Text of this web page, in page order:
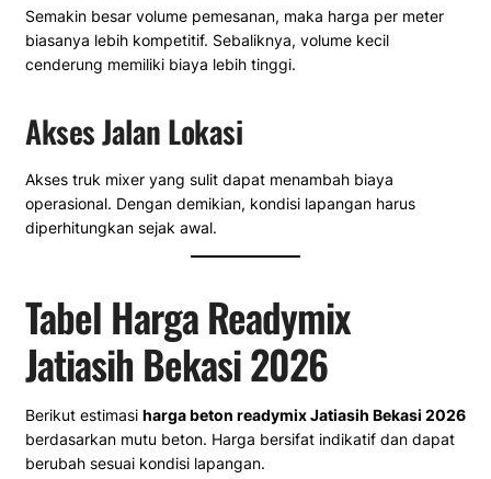
Semakin besar volume pemesanan, maka harga per meter
biasanya lebih kompetitif. Sebaliknya, volume kecil
cenderung memiliki biaya lebih tinggi.
Akses Jalan Lokasi
Akses truk mixer yang sulit dapat menambah biaya
operasional. Dengan demikian, kondisi lapangan harus
diperhitungkan sejak awal.
Tabel Harga Readymix
Jatiasih Bekasi 2026
Berikut estimasi harga beton readymix Jatiasih Bekasi 2026
berdasarkan mutu beton. Harga bersifat indikatif dan dapat
berubah sesuai kondisi lapangan.